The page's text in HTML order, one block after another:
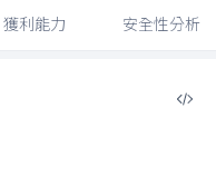
獲利能力 安全性分析